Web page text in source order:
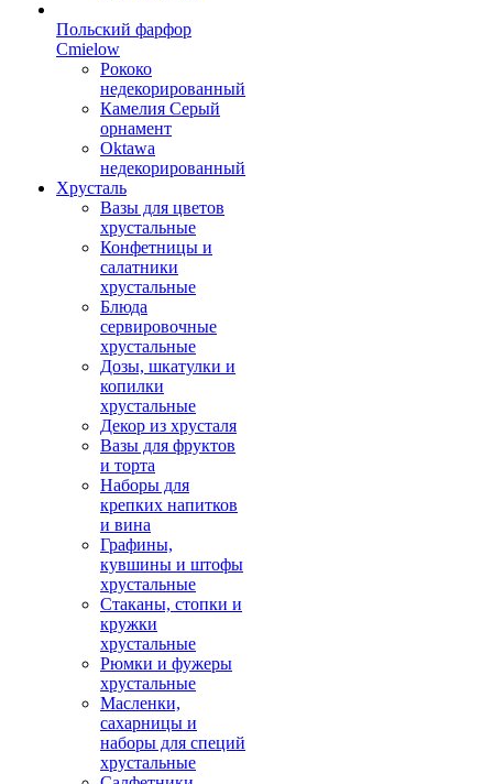
Польский фарфор
Сmielow
Рококо
недекорированный
Камелия Серый
орнамент
Oktawa
недекорированный
Хрусталь
Вазы для цветов
хрустальные
Конфетницы и
салатники
хрустальные
Блюда
сервировочные
хрустальные
Дозы, шкатулки и
копилки
хрустальные
Декор из хрусталя
Вазы для фруктов
и торта
Наборы для
крепких напитков
и вина
Графины,
кувшины и штофы
хрустальные
Стаканы, стопки и
кружки
хрустальные
Рюмки и фужеры
хрустальные
Масленки,
сахарницы и
наборы для специй
хрустальные